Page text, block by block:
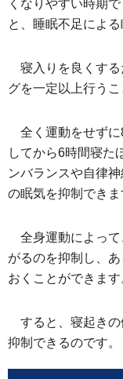
くなりやすい時期
と、睡眠不足によ
寝入りを良くす
グを一定以上行うこ
全く運動をせず
してから6時間寝た
ンバランスや自律
の眠気を抑制できま
全身運動によっ
がるのを抑制し、
おくことができます
すると、寝起き
抑制できるのです。